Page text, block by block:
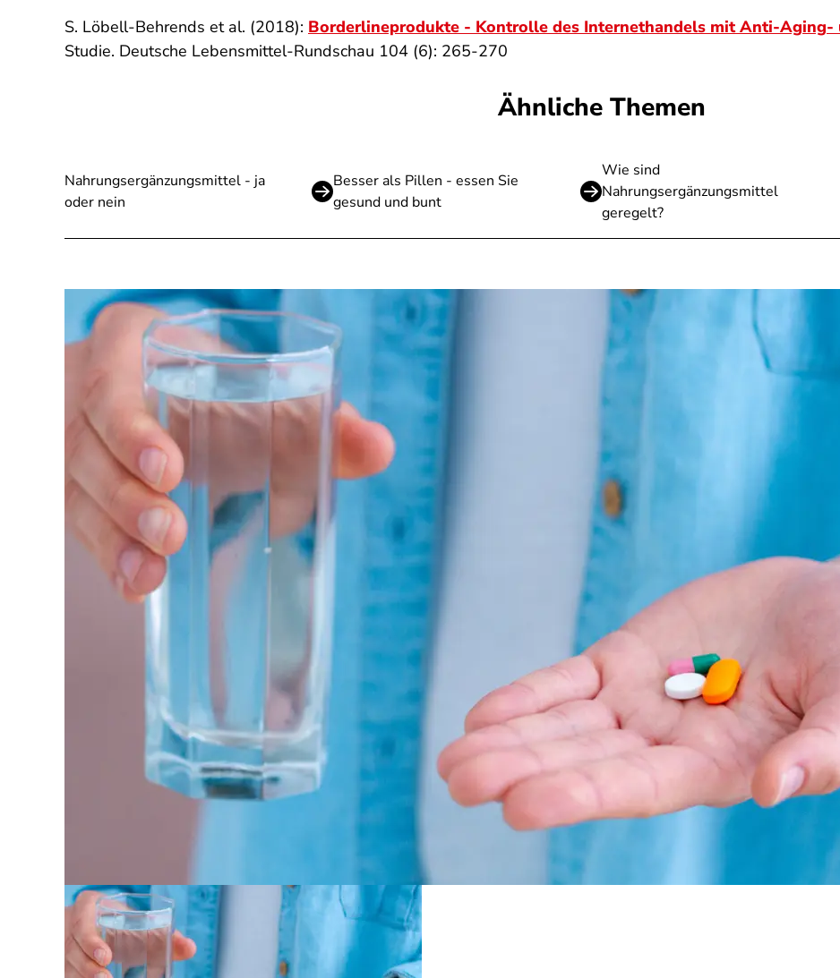
S. Löbell-Behrends et al. (2018): Borderlineprodukte - Kontrolle des Internethandels mit Anti-Aging-
Studie. Deutsche Lebensmittel-Rundschau 104 (6): 265-270
Ähnliche Themen
Nahrungsergänzungsmittel - ja
oder nein
Besser als Pillen - essen Sie
gesund und bunt
Wie sind
Nahrungsergänzungsmittel
geregelt?